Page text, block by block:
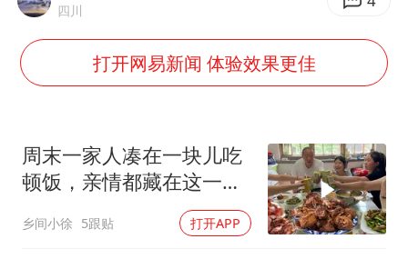
河南：领导干部要带头休假
中方公布5项对美反制措施
13岁少年白天写作业晚上夜市炒粉
四预警齐发！双台风影响多个海域
华为新款折叠屏电脑24999元起
四川
打开网易新闻 体验效果更佳
周末一家人凑在一块儿吃
顿饭，亲情都藏在这一饭
乡间小徐 5跟贴 打开APP